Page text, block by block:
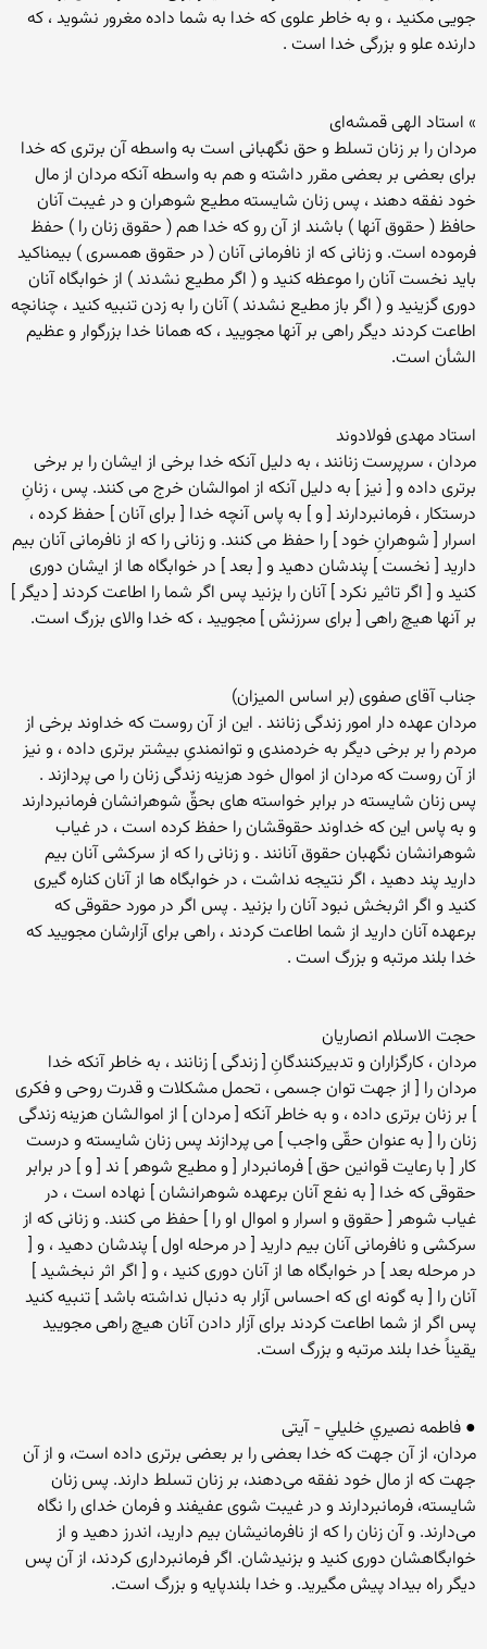
جویی مکنید ، و به خاطر علوی که خدا به شما داده مغرور نشوید ، که
دارنده علو و بزرگی خدا است .
» استاد الهی قمشه‌ای
مردان را بر زنان تسلط و حق نگهبانی است به واسطه آن برتری که خدا
برای بعضی بر بعضی مقرر داشته و هم به واسطه آنکه مردان از مال
خود نفقه دهند ، پس زنان شایسته مطیع شوهران و در غیبت آنان
حافظ ( حقوق آنها ) باشند از آن رو که خدا هم ( حقوق زنان را ) حفظ
فرموده است. و زنانی که از نافرمانی آنان ( در حقوق همسری ) بیمناکید
باید نخست آنان را موعظه کنید و ( اگر مطیع نشدند ) از خوابگاه آنان
دوری گزینید و ( اگر باز مطیع نشدند ) آنان را به زدن تنبیه کنید ، چنانچه
اطاعت کردند دیگر راهی بر آنها مجویید ، که همانا خدا بزرگوار و عظیم
الشأن است.
استاد مهدی فولادوند
مردان ، سرپرست زنانند ، به دلیل آنکه خدا برخی از ایشان را بر برخی
برتری داده و [ نیز ] به دلیل آنکه از اموالشان خرج می کنند. پس ، زنانِ
درستکار ، فرمانبردارند [ و ] به پاس آنچه خدا [ برای آنان ] حفظ کرده ،
اسرار [ شوهرانِ خود ] را حفظ می کنند. و زنانی را که از نافرمانی آنان بیم
دارید [ نخست ] پندشان دهید و [ بعد ] در خوابگاه ها از ایشان دوری
کنید و [ اگر تاثیر نکرد ] آنان را بزنید پس اگر شما را اطاعت کردند [ دیگر ]
بر آنها هیچ راهی [ برای سرزنش ] مجویید ، که خدا والای بزرگ است.
جناب آقای صفوی (بر اساس المیزان)
مردان عهده دار امور زندگی زنانند . این از آن روست که خداوند برخی از
مردم را بر برخی دیگر به خردمندی و توانمندیِ بیشتر برتری داده ، و نیز
از آن روست که مردان از اموال خود هزینه زندگی زنان را می پردازند .
پس زنان شایسته در برابر خواسته های بحقِّ شوهرانشان فرمانبردارند
و به پاس این که خداوند حقوقشان را حفظ کرده است ، در غیاب
شوهرانشان نگهبان حقوق آنانند . و زنانی را که از سرکشی آنان بیم
دارید پند دهید ، اگر نتیجه نداشت ، در خوابگاه ها از آنان کناره گیری
کنید و اگر اثربخش نبود آنان را بزنید . پس اگر در مورد حقوقی که
برعهده آنان دارید از شما اطاعت کردند ، راهی برای آزارشان مجویید که
خدا بلند مرتبه و بزرگ است .
حجت الاسلام انصاریان
مردان ، کارگزاران و تدبیرکنندگانِ [ زندگی ] زنانند ، به خاطر آنکه خدا
مردان را [ از جهت توان جسمی ، تحمل مشکلات و قدرت روحی و فکری
] بر زنان برتری داده ، و به خاطر آنکه [ مردان ] از اموالشان هزینه زندگی
زنان را [ به عنوان حقّی واجب ] می پردازند پس زنان شایسته و درست
کار [ با رعایت قوانین حق ] فرمانبردار [ و مطیع شوهر ] ند [ و ] در برابر
حقوقی که خدا [ به نفع آنان برعهده شوهرانشان ] نهاده است ، در
غیاب شوهر [ حقوق و اسرار و اموال او را ] حفظ می کنند. و زنانی که از
سرکشی و نافرمانی آنان بیم دارید [ در مرحله اول ] پندشان دهید ، و [
در مرحله بعد ] در خوابگاه ها از آنان دوری کنید ، و [ اگر اثر نبخشید ]
آنان را [ به گونه ای که احساس آزار به دنبال نداشته باشد ] تنبیه کنید
پس اگر از شما اطاعت کردند برای آزار دادن آنان هیچ راهی مجویید
یقیناً خدا بلند مرتبه و بزرگ است.
● فاطمه نصيري خليلي - آیتی
مردان، از آن جهت که خدا بعضى را بر بعضى برترى داده است، و از آن
جهت که از مال خود نفقه مى‌دهند، بر زنان تسلط دارند. پس زنان
شایسته، فرمانبردارند و در غیبت شوى عفیفند و فرمان خداى را نگاه
مى‌دارند. و آن زنان را که از نافرمانیشان بیم دارید، اندرز دهید و از
خوابگاهشان دورى کنید و بزنیدشان. اگر فرمانبردارى کردند، از آن پس
دیگر راه بیداد پیش مگیرید. و خدا بلندپایه و بزرگ است.